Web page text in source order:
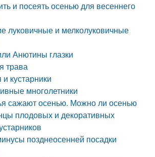
и посеять осенью для весеннего
луковичные и мелколуковичные
Анютины глазки
трава
кустарники
многолетники
сажают осенью. Можно ли осенью
плодовых и декоративных
позднеосенней посадки